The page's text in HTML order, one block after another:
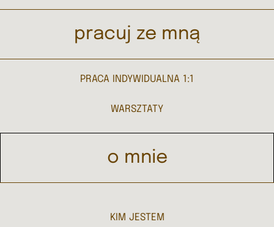
pracuj ze mną
PRACA INDYWIDUALNA 1:1
WARSZTATY
o mnie
KIM JESTEM